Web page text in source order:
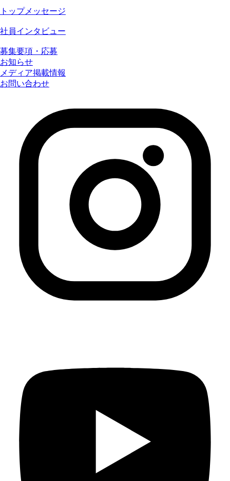
トップメッセージ
社員インタビュー
募集要項・応募
お知らせ
メディア掲載情報
お問い合わせ